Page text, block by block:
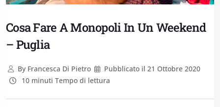
Cosa Fare A Monopoli In Un Weekend
– Puglia
ByFrancesca Di Pietro Pubblicato il 21 Ottobre 2020
10 minuti Tempo di lettura